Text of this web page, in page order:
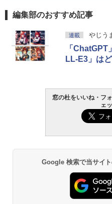
Robloxギ
定バーチ
インゲー
ラインコ
4(最新 永
ows11、
定バーチ
インゲー
ラインコ
生成AIパ
￥1,766
AIイラス
出す プ
ズ (はぴ
非エンジ
方 マニ
にも
めのAIコ
Amazon
ンチディ
週間持続
ク
Amazon
ない、大
続バッテ
し
￥16,980
Kindle
ション
編集部のおすすめ記事
連載 やじう
「
LL-E3」は
窓の杜をいいね・フ
ェ
Google 検索で当サイ